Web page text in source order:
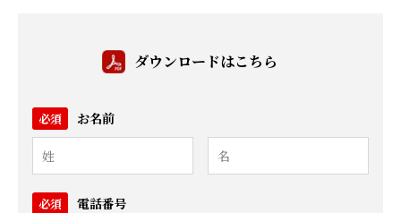
ダウンロードはこちら
必須 お名前
必須 電話番号